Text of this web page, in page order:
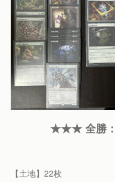
★★★ 全勝
【土地】22枚